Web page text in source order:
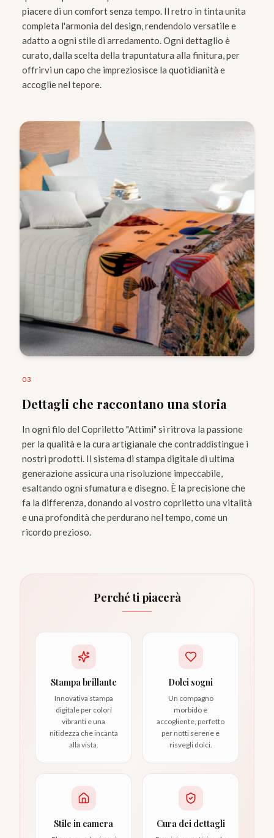
piacere di un comfort senza tempo. Il retro in tinta unita
completa l'armonia del design, rendendolo versatile e
adatto a ogni stile di arredamento. Ogni dettaglio è
curato, dalla scelta della trapuntatura alla finitura, per
offrirvi un capo che impreziosisce la quotidianità e
accoglie nel tepore.
03
Dettagli che raccontano una storia
In ogni filo del Copriletto "Attimi" si ritrova la passione
per la qualità e la cura artigianale che contraddistingue i
nostri prodotti. Il sistema di stampa digitale di ultima
generazione assicura una risoluzione impeccabile,
esaltando ogni sfumatura e disegno. È la precisione che
fa la differenza, donando al vostro copriletto una vitalità
e una profondità che perdurano nel tempo, come un
ricordo prezioso.
Perché ti piacerà
Stampa brillante
Innovativa stampa
digitale per colori
vibranti e una
nitidezza che incanta
alla vista.
Dolci sogni
Un compagno
morbido e
accogliente, perfetto
per notti serene e
risvegli dolci.
Stile in camera Cura dei dettagli